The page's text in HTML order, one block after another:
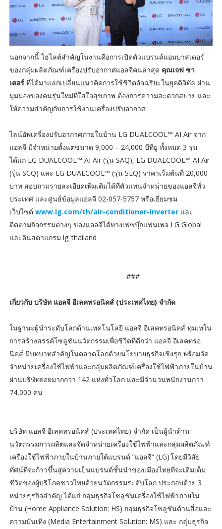
นอกจากนี้ ไฮไลต์สำคัญในงานคือการเปิดตัวแบรนด์แอมบาสเดอร์
ของกลุ่มผลิตภัณฑ์เครื่องปรับอากาศแอลจีคนล่าสุด คุณเจฟ ซา
เตอร์ที่ได้มาแลกเปลี่ยนแนวคิดการใช้ชีวิตอัจฉริยะในยุคดิจิทัล ผ่าน
มุมมองของคนรุ่นใหม่ที่ใส่ใจสุขภาพ ต้องการความสะดวกสบาย และ
ให้ความสำคัญกับการใช้งานเครื่องปรับอากาศ
ไลน์อัพเครื่องปรับอากาศภายในบ้าน LG DUALCOOL™ AI Air จาก
แอลจี มีจำหน่ายตั้งแต่ขนาด 9,000 – 24,000 บีทียู ทั้งหมด 3 รุ่น
ได้แก่ LG DUALCOOL™ AI Air (รุ่น SAQ), LG DUALCOOL™ AI Air
(รุ่น SCQ) และ LG DUALCOOL™ (รุ่น SEQ) ราคาเริ่มต้นที่ 20,000
บาท สอบถามรายละเอียดเพิ่มเติมได้ที่ตัวแทนจำหน่ายของแอลจีทั่ว
ประเทศ และศูนย์ข้อมูลแอลจี 02-057-5757 หรือเยี่ยมชม
เว็บไซต์ www.lg.com/th/air-conditioner-inverterและ
ติดตามกิจกรรมต่างๆ ของแอลจีได้ทางเฟซบุ๊กแฟนเพจ LG Global
และอินสตาแกรม lg_thailand
###
เกี่ยวกับ บริษัท แอลจี อีเลคทรอนิคส์ (ประเทศไทย) จำกัด
ในฐานะผู้นำระดับโลกด้านเทคโนโลยี แอลจี อีเลคทรอนิคส์ ทุ่มเทใน
การสร้างสรรค์โซลูชันนวัตกรรมเพื่อชีวิตที่ดีกว่า แอลจี อีเลคทรอ
นิคส์ มีบทบาทสำคัญในตลาดโลกด้วยนโยบายธุรกิจเชิงรุก พร้อมจัด
จำหน่ายเครื่องใช้ไฟฟ้าและกลุ่มผลิตภัณฑ์เครื่องใช้ไฟฟ้าภายในบ้าน
ผ่านบริษัทย่อยมากกว่า 142 แห่งทั่วโลก และมีจำนวนพนักงานกว่า
74,000 คน
บริษัท แอลจี อีเลคทรอนิคส์ (ประเทศไทย) จำกัด เป็นผู้นำด้าน
นวัตกรรมการผลิตและจัดจำหน่ายเครื่องใช้ไฟฟ้าและกลุ่มผลิตภัณฑ์
เครื่องใช้ไฟฟ้าภายในบ้านภายใต้แบรนด์ “แอลจี” (LG) โดยมีวิสัย
ทัศน์ที่จะก้าวขึ้นสู่ความเป็นแบรนด์ชั้นนำของเมืองไทยที่จะเติมเต็ม
ชีวิตของผู้บริโภคชาวไทยด้วยนวัตกรรมระดับโลก ประกอบด้วย 3
หน่วยธุรกิจสำคัญ ได้แก่ กลุ่มธุรกิจโซลูชันเครื่องใช้ไฟฟ้าภายใน
บ้าน (Home Appliance Solution: HS) กลุ่มธุรกิจโซลูชันด้านสื่อและ
ความบันเทิง (Media Entertainment Solution: MS) และ กลุ่มธุรกิจ